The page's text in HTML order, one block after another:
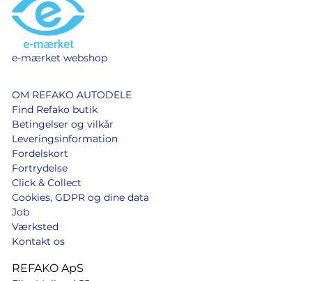
e-mærket webshop
OM REFAKO AUTODELE
Find Refako butik
Betingelser og vilkår
Leveringsinformation
Fordelskort
Fortrydelse
Click & Collect
Cookies, GDPR og dine data
Job
Værksted
Kontakt os
REFAKO ApS